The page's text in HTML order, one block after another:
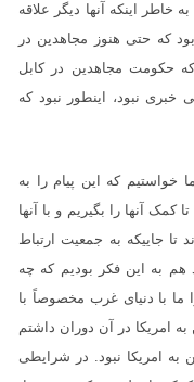
خاطر اینکه آنها دیگر علاقه
که حتی هنوز مجاهدین در
حکومت مجاهدین در کابل
نبود، اینطور نبود که
خواستیم که این پیام را به
کمک آنها را بگیریم و با آنها
تا جاییکه به جمعیت ارتباط
به این فکر بودیم که چه
ما با دنیای غرب مخصوصاً با
امریکا در آن دوران داشتم
به امریکا نبود. در شرایطی